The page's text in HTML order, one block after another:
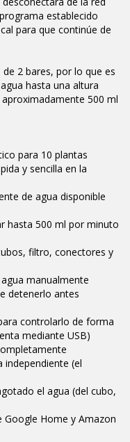
establecido
para que continúe de
2 bares, por lo que es
hasta una altura
500 ml
para 10 plantas
y sencilla en la
de agua disponible
hasta 500 ml por minuto
filtro, conectores y
manualmente
detenerlo antes
controlarlo de forma
mediante USB)
independiente (el
el agua (del cubo,
Google Home y Amazon